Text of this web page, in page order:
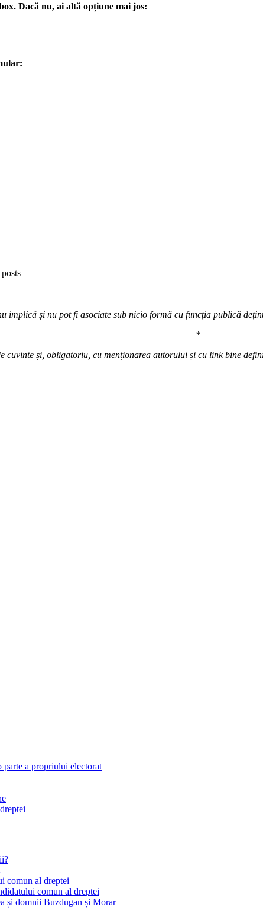
Dacă nu, ai altă opțiune mai jos:
implică și nu pot fi asociate sub nicio formă cu funcția publică
*
cuvinte și, obligatoriu, cu menționarea autorului și cu link bine
parte a propriului electorat
comun al dreptei
comun al dreptei
și domnii Buzdugan și Morar